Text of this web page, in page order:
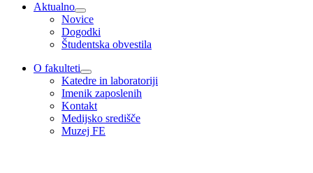
Aktualno
Novice
Dogodki
Študentska obvestila
O fakulteti
Katedre in laboratoriji
Imenik zaposlenih
Kontakt
Medijsko središče
Muzej FE